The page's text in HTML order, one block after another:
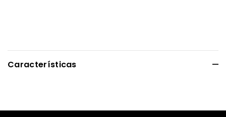
Características
Alto 22.00cm.